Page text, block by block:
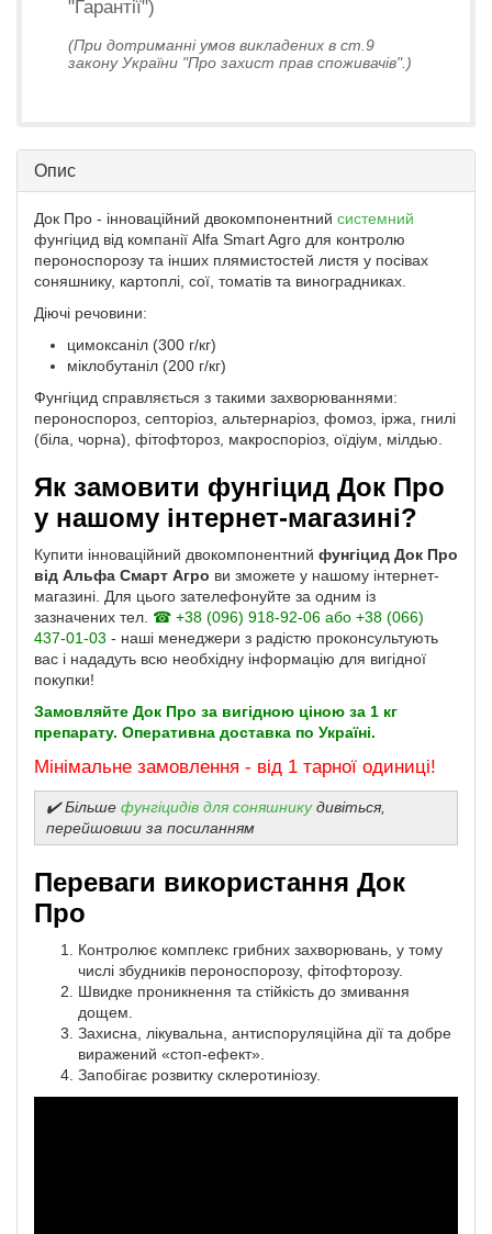
"Гарантії")
(При дотриманні умов викладених в ст.9
закону України "Про захист прав споживачів".)
Опис
Док Про - інноваційний двокомпонентний системний
фунгіцид від компанії Alfa Smart Agro для контролю
пероноспорозу та інших плямистостей листя у посівах
соняшнику, картоплі, сої, томатів та виноградниках.
Діючі речовини:
цимоксаніл (300 г/кг)
міклобутаніл (200 г/кг)
Фунгіцид справляється з такими захворюваннями:
пероноспороз, септоріоз, альтернаріоз, фомоз, іржа, гнилі
(біла, чорна), фітофтороз, макроспоріоз, оїдіум, мілдью.
Як замовити фунгіцид Док Про
у нашому інтернет-магазині?
Купити інноваційний двокомпонентний фунгіцид Док Про
від Альфа Смарт Агро ви зможете у нашому інтернет-
магазині. Для цього зателефонуйте за одним із
зазначених тел. ☎ +38 (096) 918-92-06 або +38 (066)
437-01-03 - наші менеджери з радістю проконсультують
вас і нададуть всю необхідну інформацію для вигідної
покупки!
Замовляйте Док Про за вигідною ціною за 1 кг
препарату. Оперативна доставка по Україні.
Мінімальне замовлення - від 1 тарної одиниці!
✔️ Більше фунгіцидів для соняшникудивіться,
перейшовши за посиланням
Переваги використання Док
Про
Контролює комплекс грибних захворювань, у тому
числі збудників пероноспорозу, фітофторозу.
Швидке проникнення та стійкість до змивання
дощем.
Захисна, лікувальна, антиспоруляційна дії та добре
виражений «стоп-ефект».
Запобігає розвитку склеротиніозу.